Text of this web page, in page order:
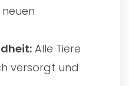
Alle Tiere
versorgt und